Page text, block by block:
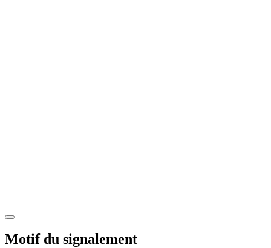
Motif du signalement